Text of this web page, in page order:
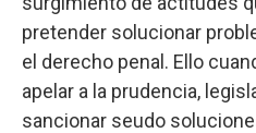
pretender solucionar
el derecho penal. Ello
apelar a la prudencia,
sancionar seudo